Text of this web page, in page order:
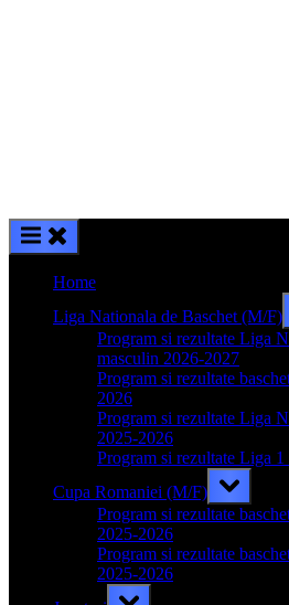
Home
Liga Nationala de Baschet (M/F)
Program si rezultate Liga
masculin 2026-2027
Program si rezultate
2026
Program si rezultate Liga
2025-2026
Program si rezultate Liga
Cupa Romaniei (M/F)
Toggle
sub-
menu
Program si rezultate
2025-2026
Program si rezultate
2025-2026
Toggle